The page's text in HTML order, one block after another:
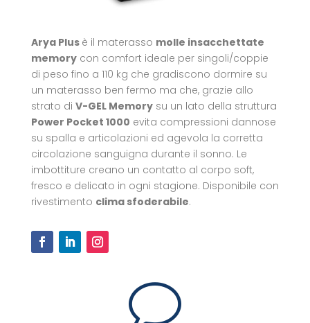
Arya Plus è il materasso molle insacchettate
memorycon comfort ideale per singoli/coppie
di peso fino a 110 kg che gradiscono dormire su
un materasso ben fermo ma che, grazie allo
strato di V-GEL Memorysu un lato della struttura
Power Pocket 1000 evita compressioni dannose
su spalla e articolazioni ed agevola la corretta
circolazione sanguigna durante il sonno. Le
imbottiture creano un contatto al corpo soft,
fresco e delicato in ogni stagione. Disponibile con
rivestimento clima sfoderabile.
v